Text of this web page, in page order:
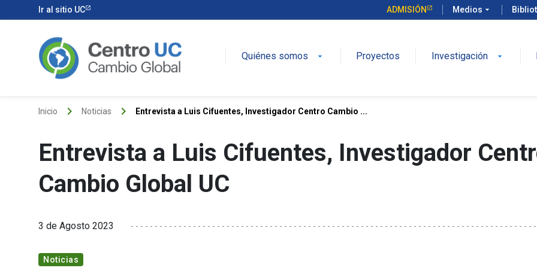
Ir al sitio UC ADMISIÓN Medios arrow_drop_down
Quiénes somos arrow_drop_down Proyectos Investigación arrow_drop_down
Inicio keyboard_arrow_right Noticias keyboard_arrow_right Entrevista a Luis Cifuentes, Investigador Centro Cambio ...
Entrevista a Luis Cifuentes, Investigador
Cambio Global UC
3 de Agosto 2023
Noticias